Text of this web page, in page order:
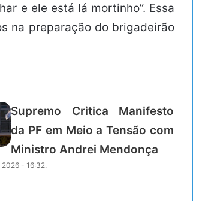
e ele está lá mortinho”. Essa
na preparação do brigadeirão
Supremo Critica Manifesto
da PF em Meio a Tensão com
Ministro Andrei Mendonça
- 16:32.